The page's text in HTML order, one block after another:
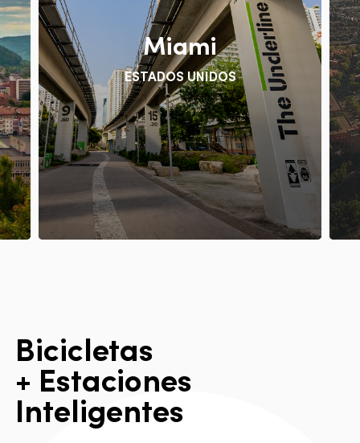
Miami
ESTADOS UNIDOS
Bicicletas
+ Estaciones
Inteligentes